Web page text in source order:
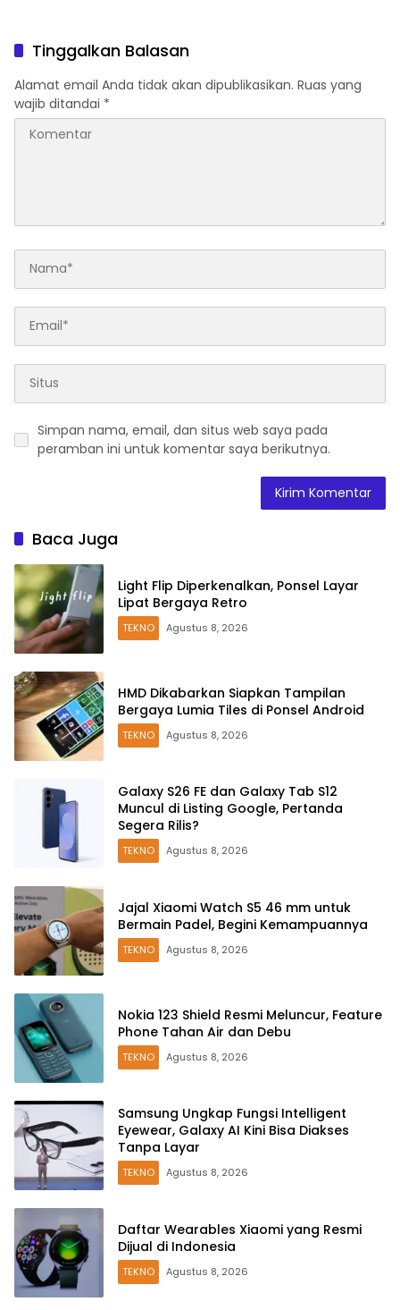
Tinggalkan Balasan
Alamat email Anda tidak akan dipublikasikan. Ruas yang
wajib ditandai *
Simpan nama, email, dan situs web saya pada
peramban ini untuk komentar saya berikutnya.
Baca Juga
Light Flip Diperkenalkan, Ponsel Layar
Lipat Bergaya Retro
TEKNO Agustus 8, 2026
HMD Dikabarkan Siapkan Tampilan
Bergaya Lumia Tiles di Ponsel Android
TEKNO Agustus 8, 2026
Galaxy S26 FE dan Galaxy Tab S12
Muncul di Listing Google, Pertanda
Segera Rilis?
TEKNO Agustus 8, 2026
Jajal Xiaomi Watch S5 46 mm untuk
Bermain Padel, Begini Kemampuannya
TEKNO Agustus 8, 2026
Nokia 123 Shield Resmi Meluncur, Feature
Phone Tahan Air dan Debu
TEKNO Agustus 8, 2026
Samsung Ungkap Fungsi Intelligent
Eyewear, Galaxy AI Kini Bisa Diakses
Tanpa Layar
TEKNO Agustus 8, 2026
Daftar Wearables Xiaomi yang Resmi
Dijual di Indonesia
TEKNO Agustus 8, 2026